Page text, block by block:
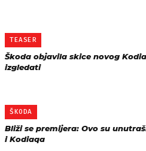
TEASER
Škoda objavila skice novog
izgledati
ŠKODA
Bliži se premijera: Ovo su
i Kodiaqa